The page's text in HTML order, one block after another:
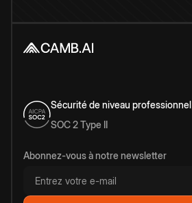
Sécurité de niveau professionnel
SOC 2 Type II
Abonnez-vous à notre newsletter